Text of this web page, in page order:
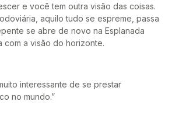
e você tem outra visão das coisas.
aquilo tudo se espreme, passa
se abre de novo na Esplanada
com a visão do horizonte.
interessante de se prestar
no mundo.”